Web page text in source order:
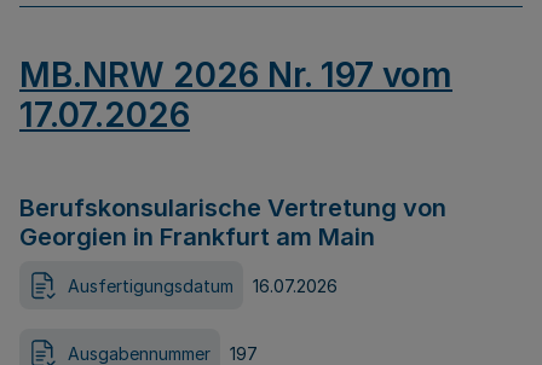
MB.NRW 2026 Nr. 197 vom
17.07.2026
Berufskonsularische Vertretung von
Georgien in Frankfurt am Main
Ausfertigungsdatum 16.07.2026
Ausgabennummer 197